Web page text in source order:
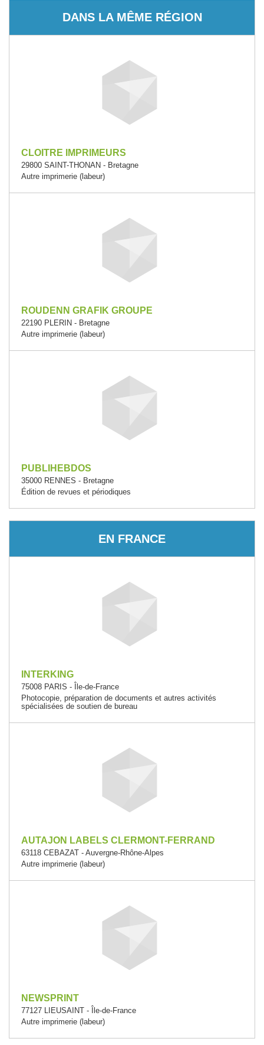
DANS LA MÊME RÉGION
CLOITRE IMPRIMEURS
29800 SAINT-THONAN - Bretagne
Autre imprimerie (labeur)
ROUDENN GRAFIK GROUPE
22190 PLERIN - Bretagne
Autre imprimerie (labeur)
PUBLIHEBDOS
35000 RENNES - Bretagne
Édition de revues et périodiques
EN FRANCE
INTERKING
75008 PARIS - Île-de-France
Photocopie, préparation de documents et autres activités
spécialisées de soutien de bureau
AUTAJON LABELS CLERMONT-FERRAND
63118 CEBAZAT - Auvergne-Rhône-Alpes
Autre imprimerie (labeur)
NEWSPRINT
77127 LIEUSAINT - Île-de-France
Autre imprimerie (labeur)